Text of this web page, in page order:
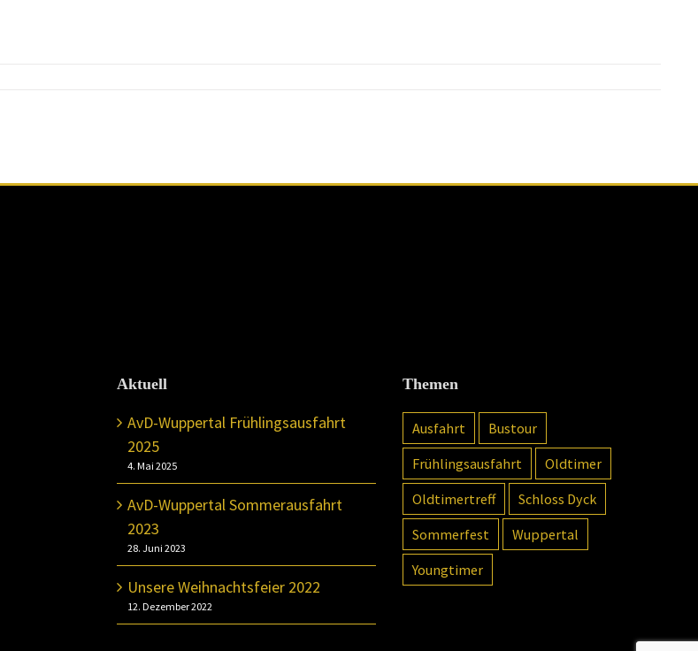
Aktuell
AvD-Wuppertal Frühlingsausfahrt
2025
4. Mai 2025
AvD-Wuppertal Sommerausfahrt
2023
28. Juni 2023
Unsere Weihnachtsfeier 2022
12. Dezember 2022
Themen
Ausfahrt
Bustour
Frühlingsausfahrt
Oldtimer
Oldtimertreff
Schloss Dyck
Sommerfest
Wuppertal
Youngtimer